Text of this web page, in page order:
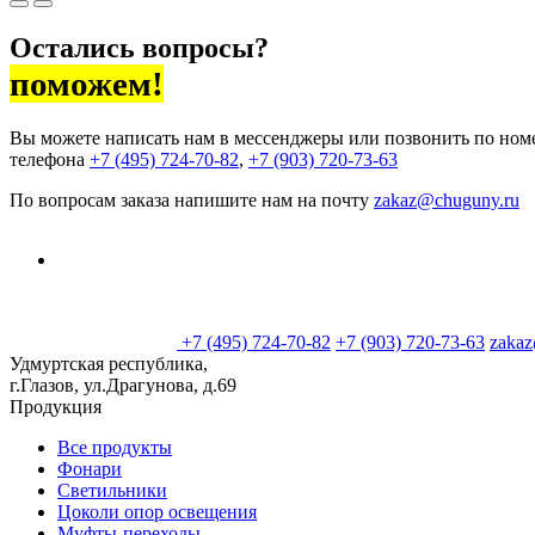
Остались вопросы?
поможем!
Вы можете написать нам в мессенджеры или позвонить по
телефона +7 (495) 724-70-82, +7 (903) 720-73-63
По вопросам заказа напишите нам на почту zakaz@chuguny.ru
+7 (495) 724-70-82 +7 (903) 720-73-63
Удмуртская республика,
г.Глазов, ул.Драгунова, д.69
Продукция
Все продукты
Фонари
Светильники
Цоколи опор освещения